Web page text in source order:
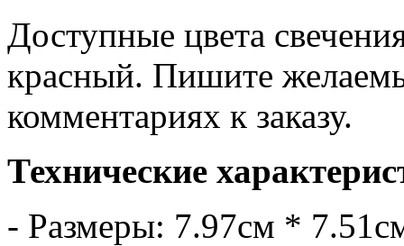
Доступные цвета
красный. Пишите
комментариях к заказу.
Технические
- Размеры: 7.97см *